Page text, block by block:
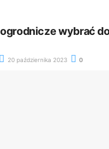
wybrać do
20 października 2023 0